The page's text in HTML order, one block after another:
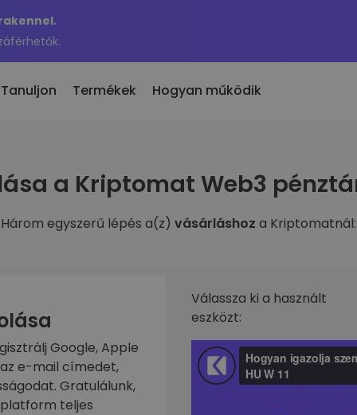
hozzáadott
hozzáadott tokenek a
akkor, ha 100 €
Tanuljon Termékek
kriptovaluta
egyszerű
KriptoEarn
Kapj jutalmakat a kriptod után
Trezor
befektetések (DCA)
Hogyan működik
a Kriptomat Web3
Három egyszerű lépés a(z) vásárláshoz a Kriptomatnál:
Google, Apple
e-mail címedet,
Gratulálunk,
teljes
Válassza ki a használt
eszközt: